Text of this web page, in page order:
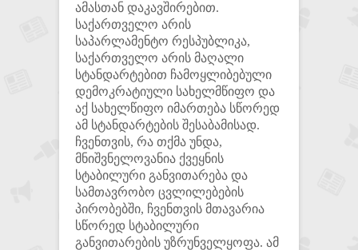
ამასთან დაკავშირებით.
საქართველო არის
საპარლამენტო რესპუბლიკა,
საქართველო არის მაღალი
სტანდარტებით ჩამოყლიბებული
დემოკრატიული სახელმწიფო და
აქ სახელწიფო იმართება სწორედ
ამ სტანდარტების შესაბამისად.
ჩვენთვის, რა თქმა უნდა,
მნიშვნელოვანია ქვეყნის
სტაბილური განვითარება და
სამთავრობო ცვლილებების
პირობებში, ჩვენთვის მთავარია
სწორედ სტაბილური
განვითარების უზრუნველყოფა. ამ